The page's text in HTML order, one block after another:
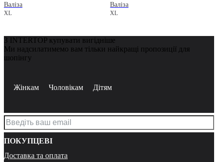
Валіза
XL
Валіза
XL
З INTERTOP купувати вигідніше
Ми надсилатимемо вам тільки найкращі пропозиції для
шопінгу
Жінкам Чоловікам Дітям
ПОКУПЦЕВІ
Доставка та оплата